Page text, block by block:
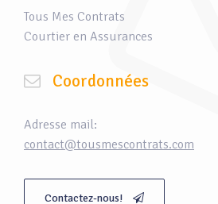
Tous Mes Contrats
Courtier en Assurances
Coordonnées
Adresse mail:
contact@tousmescontrats.com
Contactez-nous!